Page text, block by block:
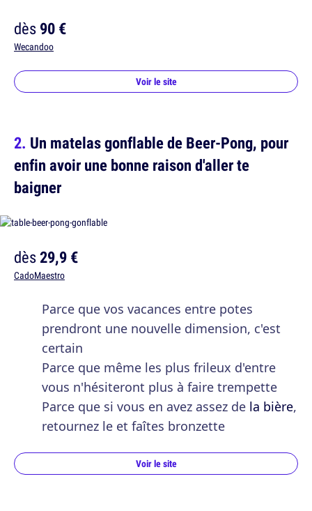
dès90 €
Wecandoo
Voir le site
Un matelas gonflable de Beer-Pong, pour
enfin avoir une bonne raison d'aller te
baigner
dès29,9 €
CadoMaestro
Parce que vos vacances entre potes
prendront une nouvelle dimension, c'est
certain
Parce que même les plus frileux d'entre
vous n'hésiteront plus à faire trempette
Parce que si vous en avez assez de la bière,
retournez le et faîtes bronzette
Voir le site